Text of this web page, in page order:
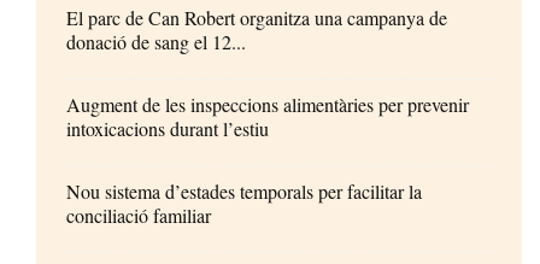
El parc de Can Robert organitza una campanya de
donació de sang el 12...
Augment de les inspeccions alimentàries per prevenir
intoxicacions durant l’estiu
Nou sistema d’estades temporals per facilitar la
conciliació familiar